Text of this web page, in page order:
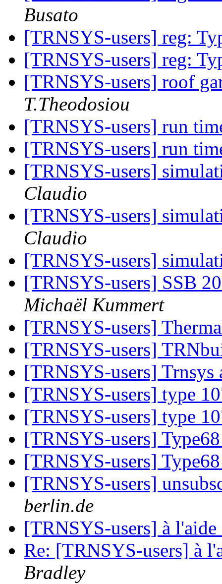
Busato
[TRNSYS-users] reg:
[TRNSYS-users] reg:
[TRNSYS-users] roof
T.Theodosiou
[TRNSYS-users] run
[TRNSYS-users] run
[TRNSYS-users]
Claudio
[TRNSYS-users]
Claudio
[TRNSYS-users]
[TRNSYS-users] SSB
Michaël Kummert
[TRNSYS-users]
[TRNSYS-users]
[TRNSYS-users]
[TRNSYS-users] type
[TRNSYS-users] type
[TRNSYS-users]
[TRNSYS-users]
[TRNSYS-users]
berlin.de
[TRNSYS-users] à
Re: [TRNSYS-users] à
Bradley